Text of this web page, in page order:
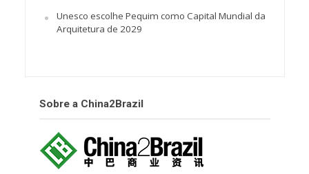
Unesco escolhe Pequim como Capital Mundial da
Arquitetura de 2029
Sobre a China2Brazil